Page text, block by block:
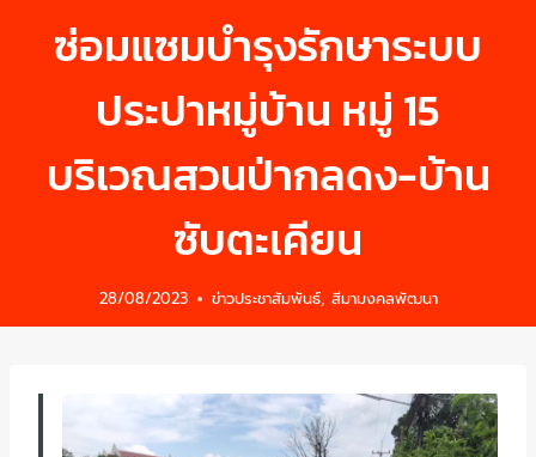
ซ่อมแซมบำรุงรักษาระบบ
ประปาหมู่บ้าน หมู่ 15
บริเวณสวนป่ากลดง-บ้าน
ซับตะเคียน
28/08/2023 ข่าวประชาสัมพันธ์, สีมามงคลพัฒนา